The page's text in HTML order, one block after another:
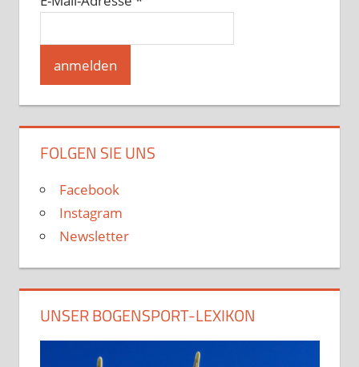
FOLGEN SIE UNS
Facebook
Instagram
Newsletter
UNSER BOGENSPORT-LEXIKON